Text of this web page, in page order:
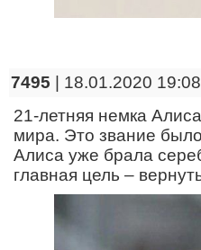
7495 | 18.01.2020 19:08
21-летняя немка
мира. Это звание
Алиса уже брала
главная цель –